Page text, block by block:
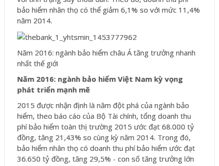
bảo hiểm nhân thọ có thể giảm 6,1% so với mức 11,4%
năm 2014.
Năm 2016: ngành bảo hiểm châu Á tăng trưởng nhanh
nhất thế giới
Năm 2016: ngành bảo hiểm Việt Nam kỳ vọng
phát triển mạnh mẽ
2015 được nhận định là năm đột phá của ngành bảo
hiểm, theo báo cáo của Bộ Tài chính, tổng doanh thu
phí bảo hiểm toàn thị trường 2015 ước đạt 68.000 tỷ
đồng, tăng 21,43% so cùng kỳ năm 2014. Trong đó,
bảo hiểm nhân thọ có doanh thu phí bảo hiểm ước đạt
36.650 tỷ đồng, tăng 29,5% - con số tăng trưởng lớn